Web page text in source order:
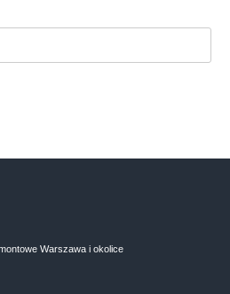
Warszawa i okolice